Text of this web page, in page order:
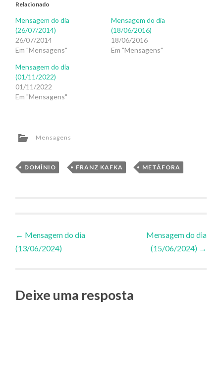
Relacionado
Mensagem do dia
(26/07/2014)
26/07/2014
Em "Mensagens"
Mensagem do dia
(18/06/2016)
18/06/2016
Em "Mensagens"
Mensagem do dia
(01/11/2022)
01/11/2022
Em "Mensagens"
Mensagens
DOMÍNIO , FRANZ KAFKA , METÁFORA
Navegação
de
Posts
← Mensagem do dia
(13/06/2024)
Mensagem do dia
(15/06/2024) →
Deixe uma resposta